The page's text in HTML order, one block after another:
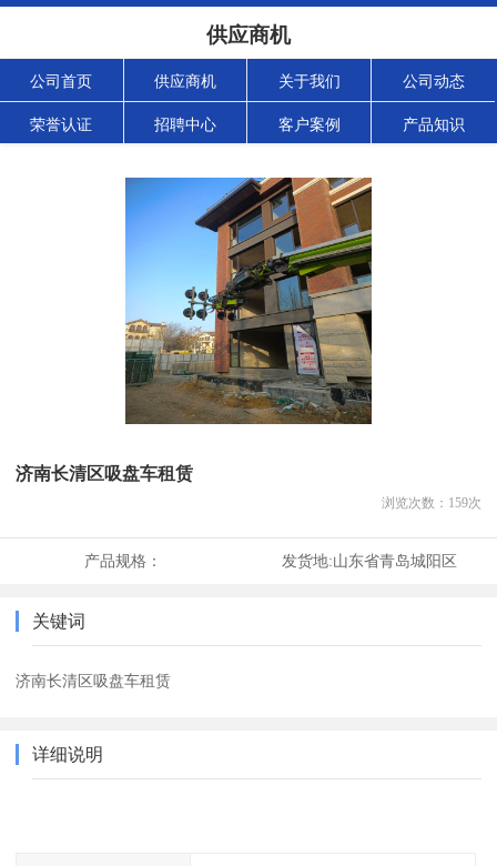
供应商机
公司首页 供应商机 关于我们 公司动态
荣誉认证 招聘中心 客户案例 产品知识
济南长清区吸盘车租赁
浏览次数： 159次
产品规格： 发货地:山东省青岛城阳区
关键词
济南长清区吸盘车租赁
详细说明